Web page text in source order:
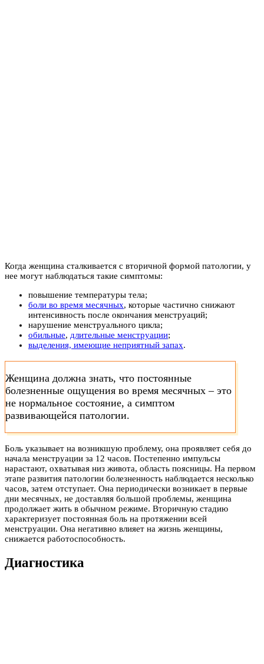
Когда женщина сталкивается с вторичной формой патологии, у
нее могут наблюдаться такие симптомы:
повышение температуры тела;
боли во время месячных, которые частично снижают
интенсивность после окончания менструаций;
нарушение менструального цикла;
обильные, длительные менструации;
выделения, имеющие неприятный запах.
Женщина должна знать, что постоянные
болезненные ощущения во время месячных – это
не нормальное состояние, а симптом
развивающейся патологии.
Боль указывает на возникшую проблему, она проявляет себя до
начала менструации за 12 часов. Постепенно импульсы
нарастают, охватывая низ живота, область поясницы. На первом
этапе развития патологии болезненность наблюдается несколько
часов, затем отступает. Она периодически возникает в первые
дни месячных, не доставляя большой проблемы, женщина
продолжает жить в обычном режиме. Вторичную стадию
характеризует постоянная боль на протяжении всей
менструации. Она негативно влияет на жизнь женщины,
снижается работоспособность.
Диагностика